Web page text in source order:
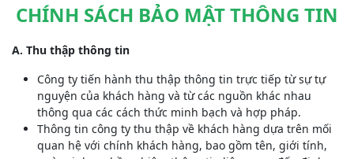
CHÍNH SÁCH BẢO MẬT THÔNG TIN
A. Thu thập thông tin
Công ty tiến hành thu thập thông tin trực tiếp từ sự tự
nguyện của khách hàng và từ các nguồn khác nhau
thông qua các cách thức minh bạch và hợp pháp.
Thông tin công ty thu thập về khách hàng dựa trên mối
quan hệ với chính khách hàng, bao gồm tên, giới tính,